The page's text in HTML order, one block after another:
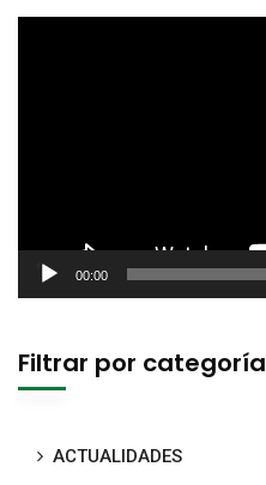
00:00
Filtrar por categoría
ACTUALIDADES